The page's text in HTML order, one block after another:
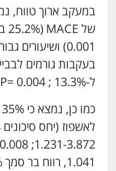
במעקב ארוך טווח,
של MACE
0.001) ושיעורים
ל-13.3% ; P= 0.004) בקרב אותם מטופלים.